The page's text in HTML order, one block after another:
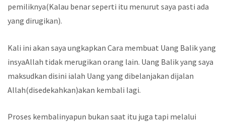
pemiliknya(Kalau benar seperti itu menurut saya pasti ada
yang dirugikan).
Kali ini akan saya ungkapkan Cara membuat Uang Balik yang
insyaAllah tidak merugikan orang lain. Uang Balik yang saya
maksudkan disini ialah Uang yang dibelanjakan dijalan
Allah(disedekahkan)akan kembali lagi.
Proses kembalinyapun bukan saat itu juga tapi melalui